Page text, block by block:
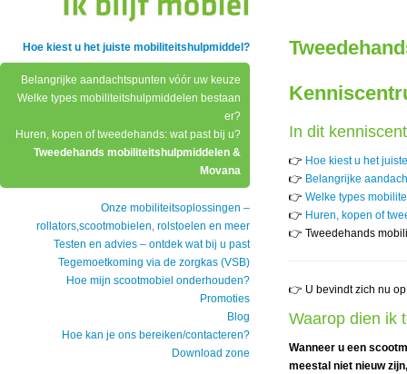
Hoe kiest u het juiste mobiliteitshulpmiddel?
Belangrijke aandachtspunten vóór uw keuze
Welke types mobiliteitshulpmiddelen bestaan
er?
Huren, kopen of tweedehands: wat past bij u?
Tweedehands mobiliteitshulpmiddelen &
Movana
Onze mobiliteitsoplossingen –
rollators,scootmobielen, rolstoelen en meer
Testen en advies – ontdek wat bij u past
Tegemoetkoming via de zorgkas (VSB)
Hoe mijn scootmobiel onderhouden?
Promoties
Blog
Hoe kan je ons bereiken/contacteren?
Download zone
In dit
👉 Hoe kiest u het
👉 Belangrijke
👉 Welke types
👉 Huren, kopen of
👉 Tweedehands
👉 U bevindt zich nu
Waarop dien ik
Wanneer u een
meestal niet nieuw